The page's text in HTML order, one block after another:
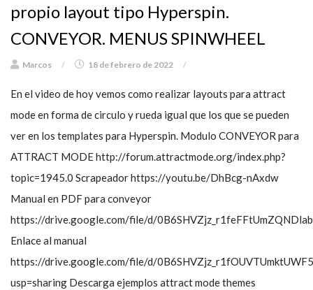
propio layout tipo Hyperspin.
CONVEYOR. MENUS SPINWHEEL
Marcos / 18 de febrero de 2022 /
En el video de hoy vemos como realizar layouts para attract
mode en forma de circulo y rueda igual que los que se pueden
ver en los templates para Hyperspin. Modulo CONVEYOR para
ATTRACT MODE http://forum.attractmode.org/index.php?
topic=1945.0 Scrapeador https://youtu.be/DhBcg-nAxdw
Manual en PDF para conveyor
https://drive.google.com/file/d/
Enlace al manual
https://drive.google.com/file/d/
usp=sharing Descarga ejemplos attract mode themes